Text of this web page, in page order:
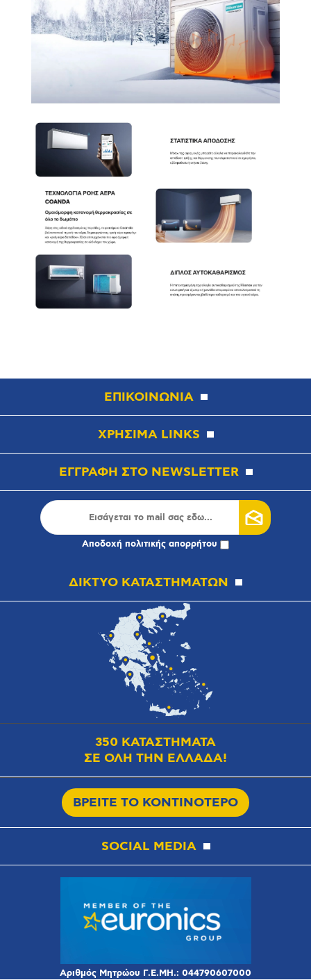
ΕΠΙΚΟΙΝΩΝΙΑ
ΧΡΗΣΙΜΑ LINKS
ΕΓΓΡΑΦΗ ΣΤΟ NEWSLETTER
Αποδοχή πολιτικής απορρήτου
ΔΙΚΤΥΟ ΚΑΤΑΣΤΗΜΑΤΩΝ
350 ΚΑΤΑΣΤΗΜΑΤΑ
ΣΕ ΟΛΗ ΤΗΝ ΕΛΛΑΔΑ!
ΒΡΕΙΤΕ ΤΟ ΚΟΝΤΙΝΟΤΕΡΟ
SOCIAL MEDIA